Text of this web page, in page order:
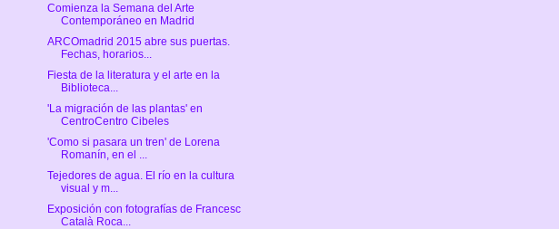
Comienza la Semana del Arte
Contemporáneo en Madrid
ARCOmadrid 2015 abre sus puertas.
Fechas, horarios...
Fiesta de la literatura y el arte en la
Biblioteca...
'La migración de las plantas' en
CentroCentro Cibeles
'Como si pasara un tren' de Lorena
Romanín, en el ...
Tejedores de agua. El río en la cultura
visual y m...
Exposición con fotografías de Francesc
Català Roca...